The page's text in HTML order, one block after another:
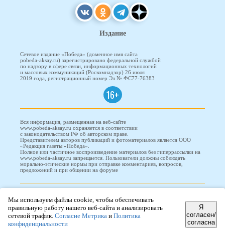
Издание
Сетевое издание «Победа» (доменное имя сайта
pobeda-aksay.ru) зарегистрировано федеральной службой
по надзору в сфере связи, информационных технологий
и массовых коммуникаций (Роскомнадзор) 26 июля
2019 года, регистрационный номер Эл № ФС77-76383
16+
Вся информация, размещенная на веб-сайте
www.pobeda-aksay.ru охраняется в соответствии
с законодательством РФ об авторском праве.
Представителем авторов публикаций и фотоматериалов является ООО
«Редакция газеты «Победа».
Полное или частичное воспроизведение материалов без гиперрассылки на
www.pobeda-aksay.ru запрещается. Пользователи должны соблюдать
морально-этические нормы при отправке комментариев, вопросов,
предложений и при общении на форуме
ООО "Проводник"
Мы используем файлы cookie, чтобы обеспечивать
правильную работу нашего веб-сайта и анализировать
сетевой трафик. Согласие Метрика и Политика
конфиденциальности
Я
согласен/
согласна